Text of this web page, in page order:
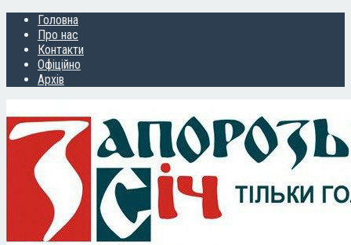
Головна
Про нас
Контакти
Офіційно
Архів